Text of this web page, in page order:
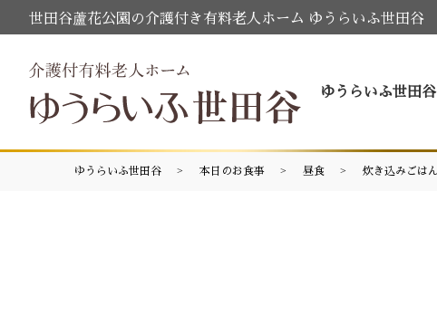
世田谷蘆花公園の介護付き有料老人ホーム ゆうらいふ世田谷
ゆうらいふ世田
ゆうらいふ世田谷 本日のお食事 昼食 炊き込みごは